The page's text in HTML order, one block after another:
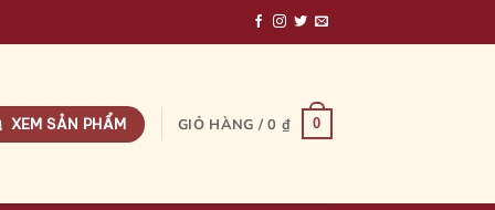
XEM SẢN PHẨM GIỎ HÀNG /0 ₫ 0